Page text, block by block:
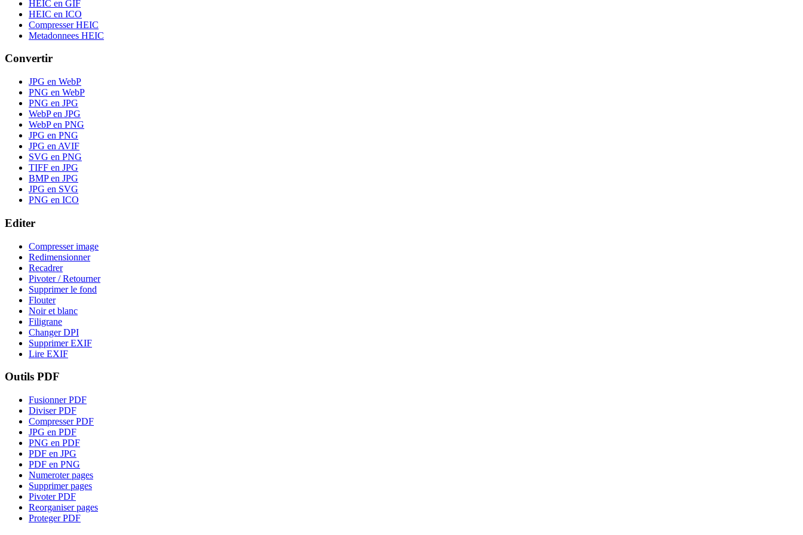
HEIC en GIF
HEIC en ICO
Compresser HEIC
Metadonnees HEIC
Convertir
JPG en WebP
PNG en WebP
PNG en JPG
WebP en JPG
WebP en PNG
JPG en PNG
JPG en AVIF
SVG en PNG
TIFF en JPG
BMP en JPG
JPG en SVG
PNG en ICO
Editer
Compresser image
Redimensionner
Recadrer
Pivoter / Retourner
Supprimer le fond
Flouter
Noir et blanc
Filigrane
Changer DPI
Supprimer EXIF
Lire EXIF
Outils PDF
Fusionner PDF
Diviser PDF
Compresser PDF
JPG en PDF
PNG en PDF
PDF en JPG
PDF en PNG
Numeroter pages
Supprimer pages
Pivoter PDF
Reorganiser pages
Proteger PDF